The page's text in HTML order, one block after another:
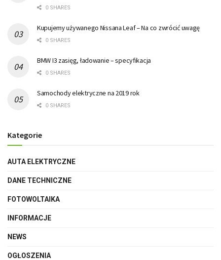
0 SHARES
Kupujemy używanego Nissana Leaf – Na co zwrócić uwagę
0 SHARES
BMW I3 zasięg, ładowanie – specyfikacja
0 SHARES
Samochody elektryczne na 2019 rok
0 SHARES
Kategorie
AUTA ELEKTRYCZNE
DANE TECHNICZNE
FOTOWOLTAIKA
INFORMACJE
NEWS
OGŁOSZENIA